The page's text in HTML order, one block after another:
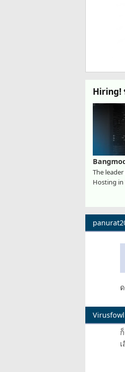
Hiring!
The
Hosting in
Virusfowl